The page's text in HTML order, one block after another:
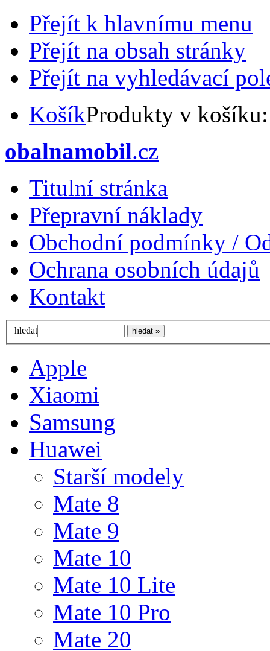
Přejít k hlavnímu menu
Přejít na obsah stránky
Přejít na vyhledávací
KošíkProdukty v
obalnamobil.cz
Titulní stránka
Přepravní náklady
Obchodní podmínky /
Ochrana osobních údajů
Kontakt
hledat
Apple
Xiaomi
Samsung
Huawei
Starší modely
Mate 8
Mate 9
Mate 10
Mate 10 Lite
Mate 10 Pro
Mate 20